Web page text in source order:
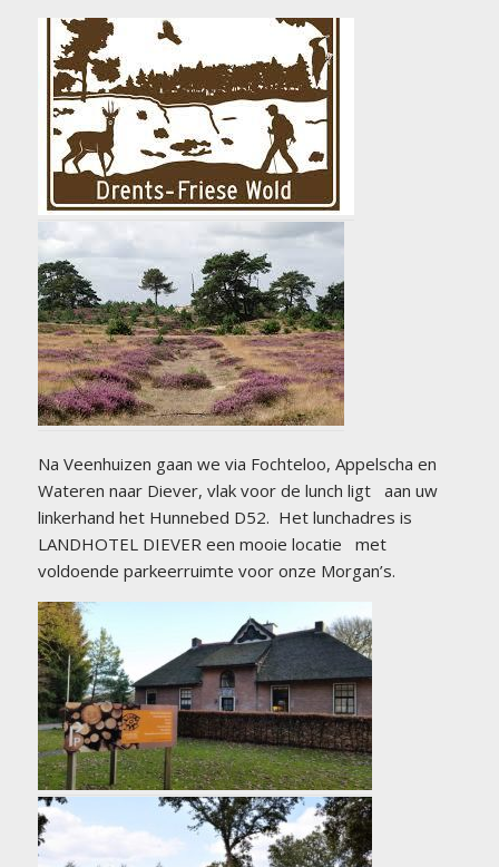
Na Veenhuizen gaan we via Fochteloo, Appelscha en
Wateren naar Diever, vlak voor de lunch ligt aan uw
linkerhand het Hunnebed D52. Het lunchadres is
LANDHOTEL DIEVER een mooie locatie met
voldoende parkeerruimte voor onze Morgan’s.